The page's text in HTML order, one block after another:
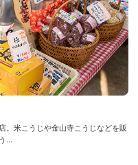
。米こうじや金山寺こうじなどを販
...